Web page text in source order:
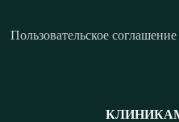
Пользовательское соглашение